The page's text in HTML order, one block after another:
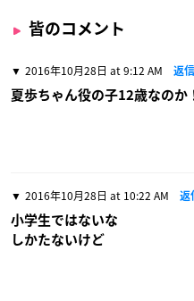
皆のコメント
2016年10月28日 at 9:12 AM 返信
夏歩ちゃん役の子12歳なのか
2016年10月28日 at 10:22 AM 返
小学生ではないな
しかたないけど